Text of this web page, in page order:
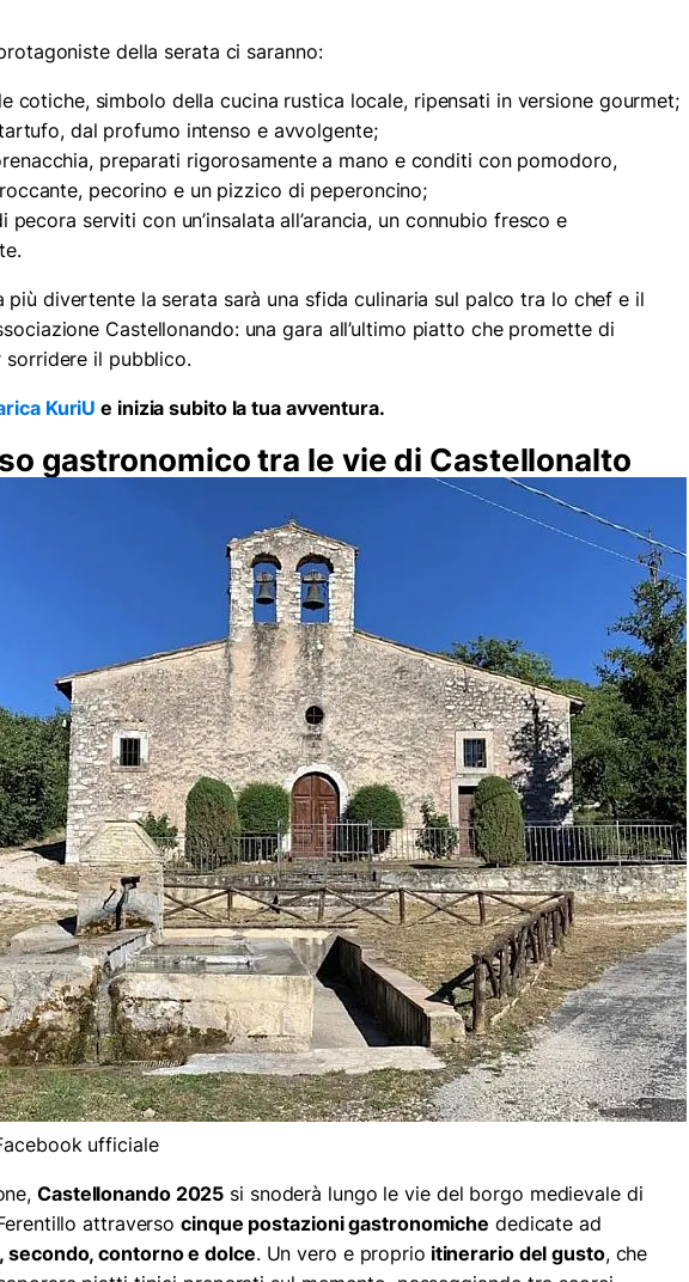
della serata ci saranno:
cotiche, simbolo della cucina rustica locale, ripensati in versione gourmet;
dal profumo intenso e avvolgente;
preparati rigorosamente a mano e conditi con pomodoro,
pecorino e un pizzico di peperoncino;
pecora serviti con un’insalata all’arancia, un connubio fresco e
più divertente la serata sarà una sfida culinaria sul palco tra lo chef e il
Castellonando: una gara all’ultimo piatto che promette di
il pubblico.
KuriU e inizia subito la tua avventura.
gastronomico tra le vie di Castellonalto
ufficiale
Castellonando 2025 si snoderà lungo le vie del borgo medievale di
attraversocinque postazioni gastronomiche dedicate ad
secondo, contorno e dolce. Un vero e proprio itinerario del gusto, che